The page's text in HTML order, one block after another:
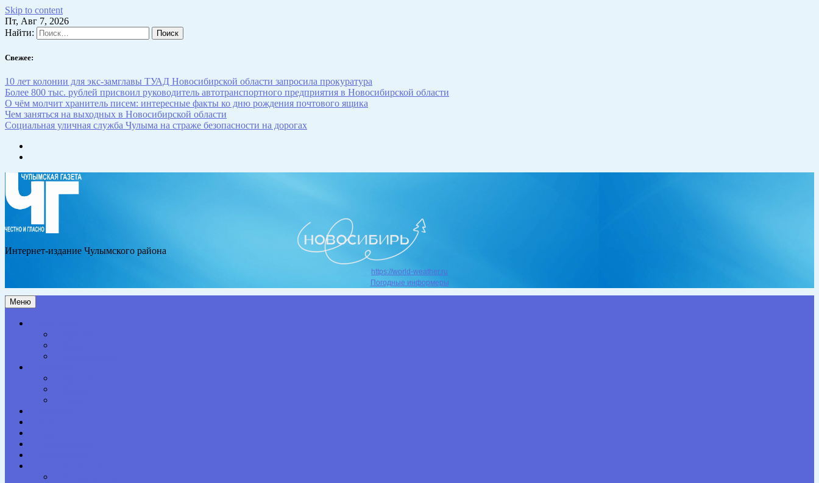
Skip to content
Пт, Авг 7, 2026
Найти:
Свежее:
10 лет колонии для экс-замглавы ТУАД Новосибирской области запросила прокуратура
Более 800 тыс. рублей присвоил руководитель автотранспортного предприятия в Новосибирской области
О чём молчит хранитель писем: интересные факты ко дню рождения почтового ящика
Чем заняться на выходных в Новосибирской области
Социальная уличная служба Чулыма на страже безопасности на дорогах
Интернет-издание Чулымского района
https://world-weather.ru
Погодные информеры
Меню